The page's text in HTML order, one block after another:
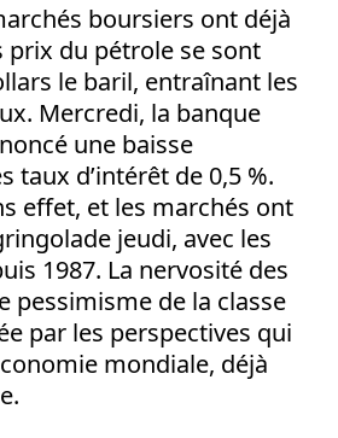
boursiers ont déjà
prix du pétrole se sont
le baril, entraînant les
Mercredi, la banque
une baisse
taux d’intérêt de 0,5 %.
effet, et les marchés ont
jeudi, avec les
1987. La nervosité des
pessimisme de la classe
par les perspectives qui
mondiale, déjà